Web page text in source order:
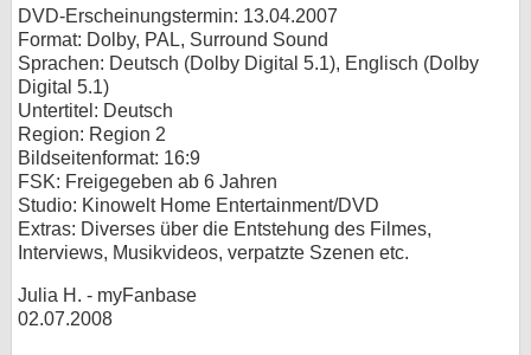
DVD-Erscheinungstermin: 13.04.2007
Format: Dolby, PAL, Surround Sound
Sprachen: Deutsch (Dolby Digital 5.1), Englisch (Dolby
Digital 5.1)
Untertitel: Deutsch
Region: Region 2
Bildseitenformat: 16:9
FSK: Freigegeben ab 6 Jahren
Studio: Kinowelt Home Entertainment/DVD
Extras: Diverses über die Entstehung des Filmes,
Interviews, Musikvideos, verpatzte Szenen etc.
Julia H. - myFanbase
02.07.2008